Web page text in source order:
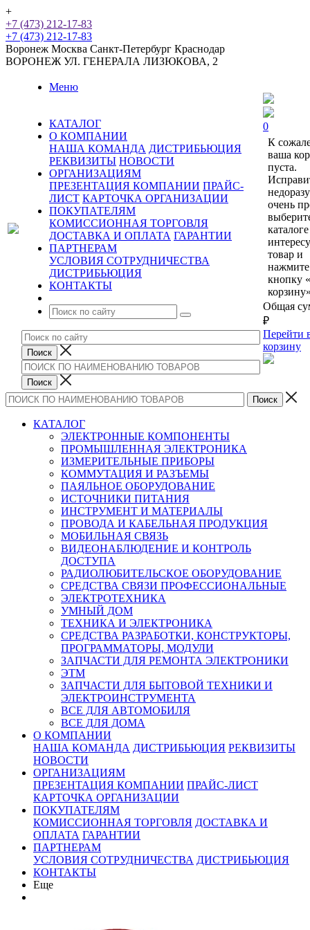
+
+7 (473) 212-17-83
+7 (473) 212-17-83
Воронеж Москва Санкт-Петербург Краснодар
ВОРОНЕЖ УЛ. ГЕНЕРАЛА ЛИЗЮКОВА, 2
Меню
КАТАЛОГ
О КОМПАНИИ
НАША КОМАНДА ДИСТРИБЬЮЦИЯ
РЕКВИЗИТЫ НОВОСТИ
ОРГАНИЗАЦИЯМ
ПРЕЗЕНТАЦИЯ КОМПАНИИ ПРАЙС-
ЛИСТ КАРТОЧКА ОРГАНИЗАЦИИ
ПОКУПАТЕЛЯМ
КОМИССИОННАЯ ТОРГОВЛЯ
ДОСТАВКА И ОПЛАТА ГАРАНТИИ
ПАРТНЕРАМ
УСЛОВИЯ СОТРУДНИЧЕСТВА
ДИСТРИБЬЮЦИЯ
КОНТАКТЫ
0
К
ваша
пуста.
очень
каталоге
товар и
нажмите
кнопку
Общая
₽
Перейти
корзину
КАТАЛОГ
ЭЛЕКТРОННЫЕ КОМПОНЕНТЫ
ПРОМЫШЛЕННАЯ ЭЛЕКТРОНИКА
ИЗМЕРИТЕЛЬНЫЕ ПРИБОРЫ
КОММУТАЦИЯ И РАЗЪЕМЫ
ПАЯЛЬНОЕ ОБОРУДОВАНИЕ
ИСТОЧНИКИ ПИТАНИЯ
ИНСТРУМЕНТ И МАТЕРИАЛЫ
ПРОВОДА И КАБЕЛЬНАЯ ПРОДУКЦИЯ
МОБИЛЬНАЯ СВЯЗЬ
ВИДЕОНАБЛЮДЕНИЕ И КОНТРОЛЬ
ДОСТУПА
РАДИОЛЮБИТЕЛЬСКОЕ ОБОРУДОВАНИЕ
СРЕДСТВА СВЯЗИ ПРОФЕССИОНАЛЬНЫЕ
ЭЛЕКТРОТЕХНИКА
УМНЫЙ ДОМ
ТЕХНИКА И ЭЛЕКТРОНИКА
СРЕДСТВА РАЗРАБОТКИ, КОНСТРУКТОРЫ,
ПРОГРАММАТОРЫ, МОДУЛИ
ЗАПЧАСТИ ДЛЯ РЕМОНТА ЭЛЕКТРОНИКИ
ЭТМ
ЗАПЧАСТИ ДЛЯ БЫТОВОЙ ТЕХНИКИ И
ЭЛЕКТРОИНСТРУМЕНТА
ВСЕ ДЛЯ АВТОМОБИЛЯ
ВСЕ ДЛЯ ДОМА
О КОМПАНИИ
НАША КОМАНДА ДИСТРИБЬЮЦИЯ РЕКВИЗИТЫ
НОВОСТИ
ОРГАНИЗАЦИЯМ
ПРЕЗЕНТАЦИЯ КОМПАНИИ ПРАЙС-ЛИСТ
КАРТОЧКА ОРГАНИЗАЦИИ
ПОКУПАТЕЛЯМ
КОМИССИОННАЯ ТОРГОВЛЯ ДОСТАВКА И
ОПЛАТА ГАРАНТИИ
ПАРТНЕРАМ
УСЛОВИЯ СОТРУДНИЧЕСТВА ДИСТРИБЬЮЦИЯ
КОНТАКТЫ
Еще